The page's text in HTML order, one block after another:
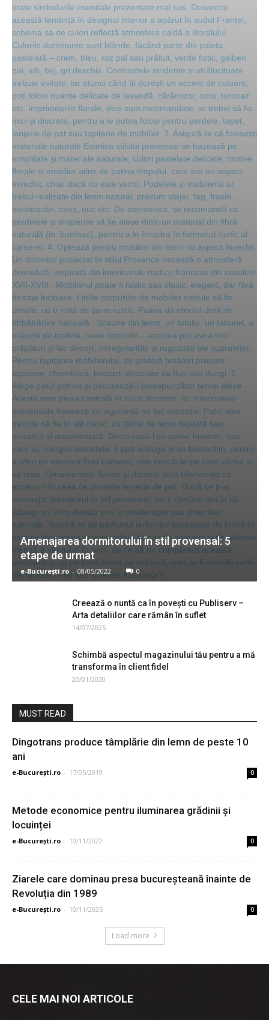
Amenajarea dormitorului în stil provensal: 5
etape de urmat
e-București.ro - 08/05/2022 0
Creează o nuntă ca în poveşti cu Publiserv –
Arta detaliilor care rămân în suflet
14/07/2025
Schimbă aspectul magazinului tău pentru a mă
transforma în client fidel
20/01/2020
MUST READ
Dingotrans produce tâmplărie din lemn de peste 10
ani
e-București.ro - 17/05/2019 0
Metode economice pentru iluminarea grădinii și
locuinței
e-București.ro - 10/11/2022 0
Ziarele care dominau presa bucureșteană înainte de
Revoluția din 1989
e-București.ro - 10/11/2025 0
Load more
CELE MAI NOI ARTICOLE